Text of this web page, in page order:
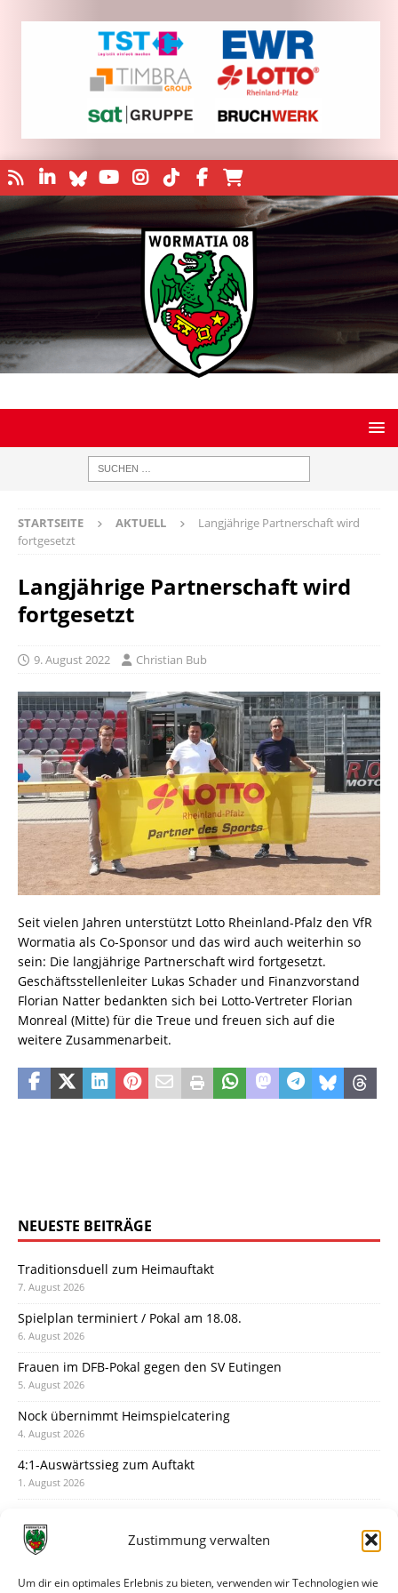
Zustimmung verwalten
Um dir ein optimales Erlebnis zu bieten, verwenden wir Technologien wie
STARTSEITE AKTUELL
Langjährige Partnerschaft wird
fortgesetzt
Langjährige Partnerschaft wird
fortgesetzt
9. August 2022 Christian Bub
Seit vielen Jahren unterstützt Lotto Rheinland-Pfalz den VfR
Wormatia als Co-Sponsor und das wird auch weiterhin so
sein: Die langjährige Partnerschaft wird fortgesetzt.
Geschäftsstellenleiter Lukas Schader und Finanzvorstand
Florian Natter bedankten sich bei Lotto-Vertreter Florian
Monreal (Mitte) für die Treue und freuen sich auf die
weitere Zusammenarbeit.
NEUESTE BEITRÄGE
Traditionsduell zum Heimauftakt
7. August 2026
Spielplan terminiert / Pokal am 18.08.
6. August 2026
Frauen im DFB-Pokal gegen den SV Eutingen
5. August 2026
Nock übernimmt Heimspielcatering
4. August 2026
4:1-Auswärtssieg zum Auftakt
1. August 2026
31. Juli 2026
30. Juli 2026